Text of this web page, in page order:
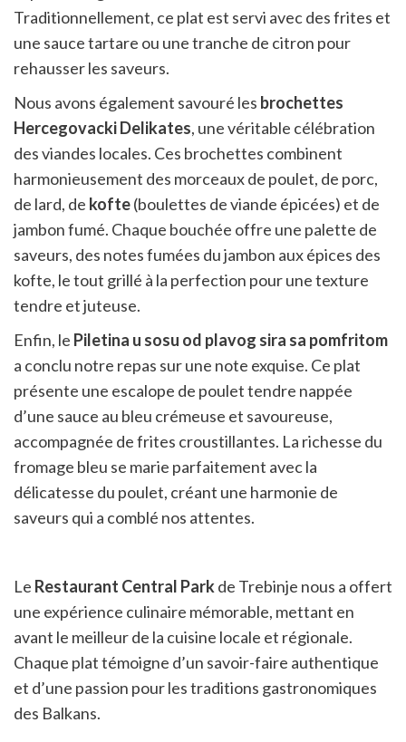
Traditionnellement, ce plat est servi avec des frites et
une sauce tartare ou une tranche de citron pour
rehausser les saveurs.
Nous avons également savouré les brochettes
Hercegovacki Delikates, une véritable célébration
des viandes locales. Ces brochettes combinent
harmonieusement des morceaux de poulet, de porc,
de lard, de kofte(boulettes de viande épicées) et de
jambon fumé. Chaque bouchée offre une palette de
saveurs, des notes fumées du jambon aux épices des
kofte, le tout grillé à la perfection pour une texture
tendre et juteuse.
Enfin, le Piletina u sosu od plavog sira sa pomfritom
a conclu notre repas sur une note exquise. Ce plat
présente une escalope de poulet tendre nappée
d’une sauce au bleu crémeuse et savoureuse,
accompagnée de frites croustillantes. La richesse du
fromage bleu se marie parfaitement avec la
délicatesse du poulet, créant une harmonie de
saveurs qui a comblé nos attentes.
Le Restaurant Central Parkde Trebinje nous a offert
une expérience culinaire mémorable, mettant en
avant le meilleur de la cuisine locale et régionale.
Chaque plat témoigne d’un savoir-faire authentique
et d’une passion pour les traditions gastronomiques
des Balkans.